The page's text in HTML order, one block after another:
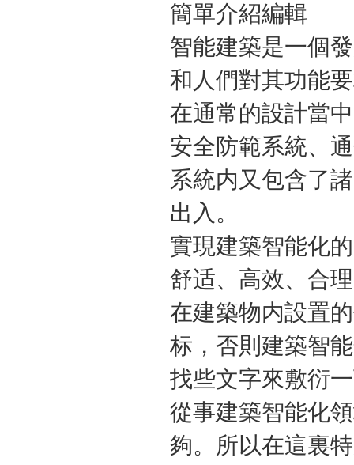
簡單介紹編輯
智能建築是一個
和人們對其功能
在通常的設計當
安全防範系統、
系統内又包含了
出入。
實現建築智能化
舒适、高效、合
在建築物内設置
标，否則建築智
找些文字來敷衍
從事建築智能化
夠。所以在這裏